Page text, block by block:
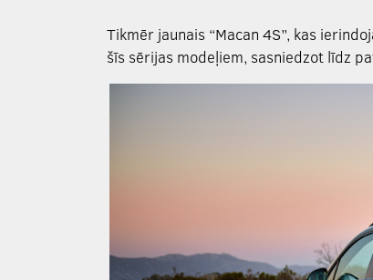
Tikmēr jaunais “Macan 4S”, kas
šīs sērijas modeļiem, sasniedzot līdz